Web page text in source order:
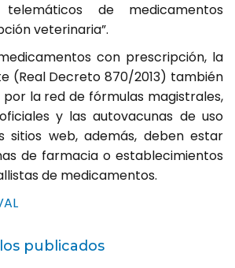
telemáticos de medicamentos
veterinaria”.
con prescripción, la
(Real Decreto 870/2013) también
la red de fórmulas magistrales,
y las autovacunas de uso
sitios web, además, deben estar
de farmacia o establecimientos
de medicamentos.
publicados